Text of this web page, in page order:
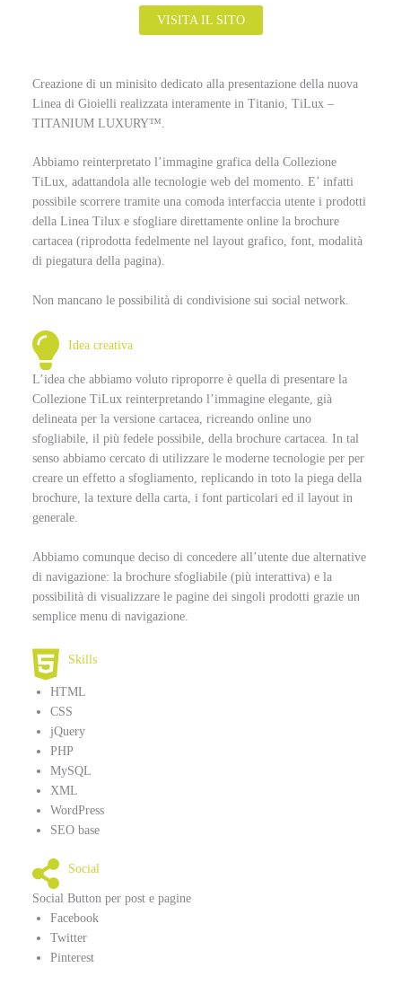
VISITA IL SITO
Creazione di un minisito dedicato alla presentazione della nuova
Linea di Gioielli realizzata interamente in Titanio, TiLux –
TITANIUM LUXURY™.
Abbiamo reinterpretato l’immagine grafica della Collezione
TiLux, adattandola alle tecnologie web del momento. E’ infatti
possibile scorrere tramite una comoda interfaccia utente i prodotti
della Linea Tilux e sfogliare direttamente online la brochure
cartacea (riprodotta fedelmente nel layout grafico, font, modalità
di piegatura della pagina).
Non mancano le possibilità di condivisione sui social network.
Idea creativa
L’idea che abbiamo voluto riproporre è quella di presentare la
Collezione TiLux reinterpretando l’immagine elegante, già
delineata per la versione cartacea, ricreando online uno
sfogliabile, il più fedele possibile, della brochure cartacea. In tal
senso abbiamo cercato di utilizzare le moderne tecnologie per per
creare un effetto a sfogliamento, replicando in toto la piega della
brochure, la texture della carta, i font particolari ed il layout in
generale.
Abbiamo comunque deciso di concedere all’utente due alternative
di navigazione: la brochure sfogliabile (più interattiva) e la
possibilità di visualizzare le pagine dei singoli prodotti grazie un
semplice menu di navigazione.
Skills
HTML
CSS
jQuery
PHP
MySQL
XML
WordPress
SEO base
Social
Social Button per post e pagine
Facebook
Twitter
Pinterest